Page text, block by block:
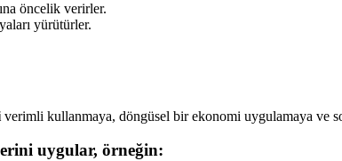
öncelik verirler.
yürütürler.
verimli kullanmaya, döngüsel bir ekonomi uygulamaya ve
uygular, örneğin: